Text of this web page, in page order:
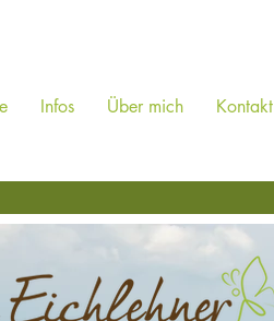
Infos Über mich Kontakt